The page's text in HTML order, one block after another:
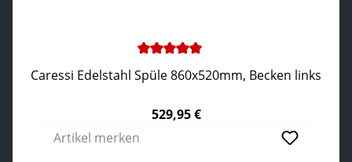
Durchschnittliche Bewertung von 5 von 5 Sternen
Caressi Edelstahl Spüle 860x520mm, Becken links
529,95 €
Artikel merken